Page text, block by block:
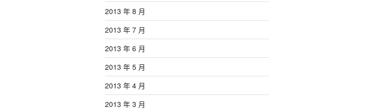
2013 年 8 月
2013 年 7 月
2013 年 6 月
2013 年 5 月
2013 年 4 月
2013 年 3 月